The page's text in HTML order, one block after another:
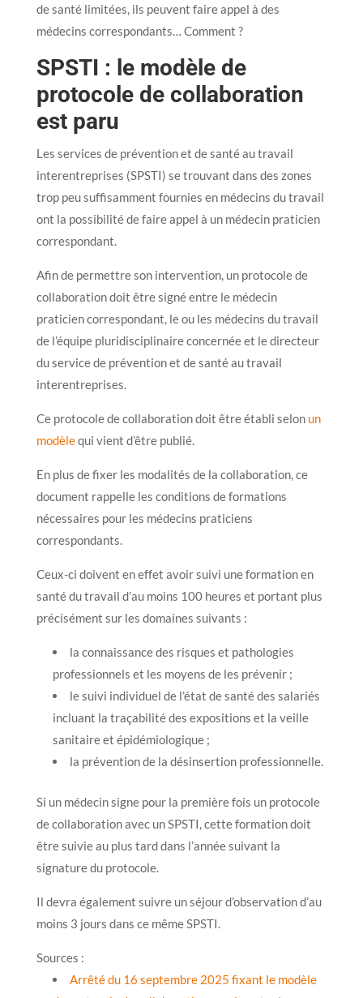
de santé limitées, ils peuvent faire appel à des
médecins correspondants… Comment ?
SPSTI : le modèle de
protocole de collaboration
est paru
Les services de prévention et de santé au travail
interentreprises (SPSTI) se trouvant dans des zones
trop peu suffisamment fournies en médecins du travail
ont la possibilité de faire appel à un médecin praticien
correspondant.
Afin de permettre son intervention, un protocole de
collaboration doit être signé entre le médecin
praticien correspondant, le ou les médecins du travail
de l’équipe pluridisciplinaire concernée et le directeur
du service de prévention et de santé au travail
interentreprises.
Ce protocole de collaboration doit être établi selon un
modèlequi vient d’être publié.
En plus de fixer les modalités de la collaboration, ce
document rappelle les conditions de formations
nécessaires pour les médecins praticiens
correspondants.
Ceux-ci doivent en effet avoir suivi une formation en
santé du travail d’au moins 100 heures et portant plus
précisément sur les domaines suivants :
la connaissance des risques et pathologies
professionnels et les moyens de les prévenir ;
le suivi individuel de l’état de santé des salariés
incluant la traçabilité des expositions et la veille
sanitaire et épidémiologique ;
la prévention de la désinsertion professionnelle.
Si un médecin signe pour la première fois un protocole
de collaboration avec un SPSTI, cette formation doit
être suivie au plus tard dans l’année suivant la
signature du protocole.
Il devra également suivre un séjour d’observation d’au
moins 3 jours dans ce même SPSTI.
Sources :
Arrêté du 16 septembre 2025 fixant le modèle